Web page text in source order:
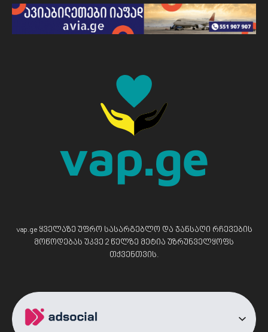
vap.ge ყველაზე უფრო სასარგებლო და ჯანსაღი რჩევების
მოწოდებას უკვე 2 წელზე მეტია უზრუნველყოფს
თქვენთვის.